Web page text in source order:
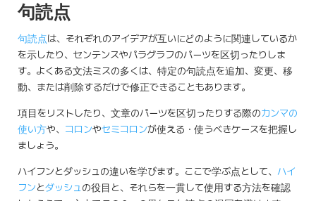
句読点
句読点は、それぞれのアイデアが互いにどのように関連しているか
を示したり、センテンスやパラグラフのパーツを区切ったりしま
す。よくある文法ミスの多くは、特定の句読点を追加、変更、移
動、または削除するだけで修正できることもあります。
項目をリストしたり、文章のパーツを区切ったりする際のカンマの
使い方や、 コロンやセミコロンが使える・使うべきケースを把握し
ましょう。
ハイフンとダッシュの違いを学びます。ここで学ぶ点として、 ハイ
フンとダッシュの役目と、それらを一貫して使用する方法を確認